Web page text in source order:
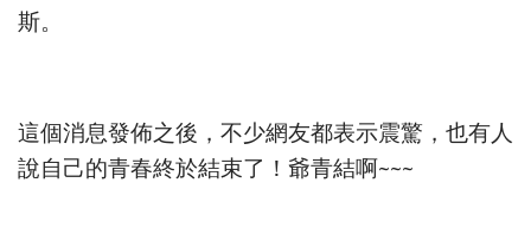
斯。
這個消息發佈之後，不少網友都表示震驚，也有人
說自己的青春終於結束了！爺青結啊~~~